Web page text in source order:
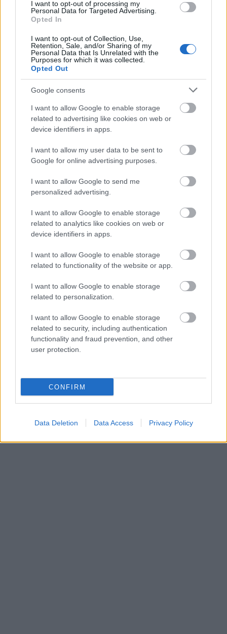
I want to opt-out of processing my
Personal Data for Targeted Advertising.
Opted In
I want to opt-out of Collection, Use,
Retention, Sale, and/or Sharing of my
Personal Data that Is Unrelated with the
Purposes for which it was collected.
Opted Out
Google consents
I want to allow Google to enable storage
related to advertising like cookies on web or
device identifiers in apps.
I want to allow my user data to be sent to
Google for online advertising purposes.
I want to allow Google to send me
personalized advertising.
I want to allow Google to enable storage
related to analytics like cookies on web or
device identifiers in apps.
I want to allow Google to enable storage
related to functionality of the website or app.
I want to allow Google to enable storage
related to personalization.
I want to allow Google to enable storage
related to security, including authentication
functionality and fraud prevention, and other
user protection.
CONFIRM
Data Deletion Data Access Privacy Policy
Οι επισκέπτες μπορούν να κολυμπήσουν στα γλυκά νερά της
Πολύ κοντά βρίσκεται η ιστορική Μονή Πρέβελης
οποία περιλαμβάνει δύο ξεχωριστά συγκροτήματα σε
απόσταση 1,5 χλμ. μεταξύ τους, την ερειπωμένη Κάτω
Μονή του Προδρόμου και την Πίσω Μονή του
Θεολόγου, η λειτουργεί ως ανδρικό μοναστήρι και είναι
επισκέψιμη.
Shutterstock)
τρόπους: οδικώς μέχρι τη Μονή Πρέβελης κι από εκεί να
ακολουθήσετε το μονοπάτι, διάρκειας περίπου 20
λεπτών, το οποίο οδηγεί στην παραλία. Το μονοπάτι
σύντομο μονοπάτι για την παραλία από το κοντινό
Δρυμισκιανό Αμμούδι. Εναλλακτικά, μπορείτε να